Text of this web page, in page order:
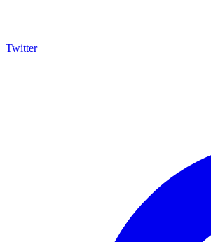
Twitter